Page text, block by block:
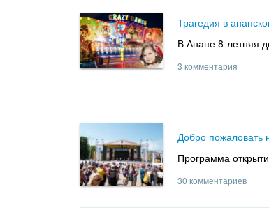
Трагедия в
В Анапе 8-летняя
3 комментария
Добро пожаловать
Программа
30 комментариев